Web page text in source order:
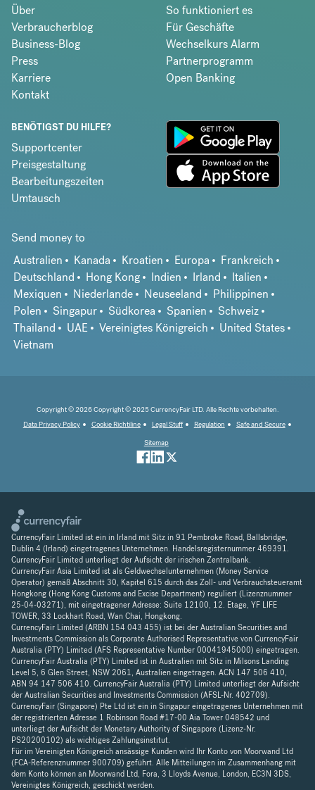
Über
Verbraucherblog
Business-Blog
Press
Karriere
Kontakt
So funktioniert es
Für Geschäfte
Wechselkurs Alarm
Partnerprogramm
Open Banking
BENÖTIGST DU HILFE?
Supportcenter
Preisgestaltung
Bearbeitungszeiten
Umtausch
Send money to
Australien
Kanada Kroatien Europa
Frankreich
Deutschland
Hong Kong Indien Irland
Italien
Mexiquen
Niederlande Neuseeland
Philippinen
Polen
Singapur Südkorea Spanien
Schweiz
Thailand
UAE Vereinigtes Königreich
United States
Vietnam
Copyright © 2026 Copyright © 2025 CurrencyFair LTD. Alle Rechte vorbehalten.
Data Privacy Policy
Cookie Richtiline Legal Stuff Regulation
Safe and Secure
Sitemap
CurrencyFair Limited ist ein in Irland mit Sitz in 91 Pembroke Road, Ballsbridge,
Dublin 4 (Irland) eingetragenes Unternehmen. Handelsregisternummer 469391.
CurrencyFair Limited unterliegt der Aufsicht der irischen Zentralbank.
CurrencyFair Asia Limited ist als Geldwechselunternehmen (Money Service
Operator) gemäß Abschnitt 30, Kapitel 615 durch das Zoll- und Verbrauchsteueramt
Hongkong (Hong Kong Customs and Excise Department) reguliert (Lizenznummer
25-04-03271), mit eingetragener Adresse: Suite 12100, 12. Etage, YF LIFE
TOWER, 33 Lockhart Road, Wan Chai, Hongkong.
CurrencyFair Limited (ARBN 154 043 455) ist bei der Australian Securities and
Investments Commission als Corporate Authorised Representative von CurrencyFair
Australia (PTY) Limited (AFS Representative Number 00041945000) eingetragen.
CurrencyFair Australia (PTY) Limited ist in Australien mit Sitz in Milsons Landing
Level 5, 6 Glen Street, NSW 2061, Australien eingetragen. ACN 147 506 410,
ABN 94 147 506 410. CurrencyFair Australia (PTY) Limited unterliegt der Aufsicht
der Australian Securities and Investments Commission (AFSL-Nr. 402709).
CurrencyFair (Singapore) Pte Ltd ist ein in Singapur eingetragenes Unternehmen mit
der registrierten Adresse 1 Robinson Road #17-00 Aia Tower 048542 und
unterliegt der Aufsicht der Monetary Authority of Singapore (Lizenz-Nr.
PS20200102) als wichtiges Zahlungsinstitut.
Für im Vereinigten Königreich ansässige Kunden wird Ihr Konto von Moorwand Ltd
(FCA-Referenznummer 900709) geführt. Alle Mitteilungen im Zusammenhang mit
dem Konto können an Moorwand Ltd, Fora, 3 Lloyds Avenue, London, EC3N 3DS,
Vereinigtes Königreich, geschickt werden.